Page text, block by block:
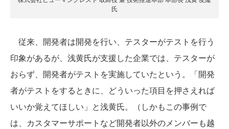
氏
従来、開発者は開発を行い、テスターがテストを行う
印象があるが、浅黄氏が支援した企業では、テスターが
おらず、開発者がテストを実施していたという。「開発
者がテストをするときに、どういった項目を押さえれば
いいか覚えてほしい」と浅黄氏。（しかもこの事例で
は、カスタマーサポートなど開発者以外のメンバーも越